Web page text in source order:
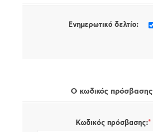
Ενημερωτικό δελτίο:
Ο κωδικός πρόσβασης
Κωδικός πρόσβασης:*